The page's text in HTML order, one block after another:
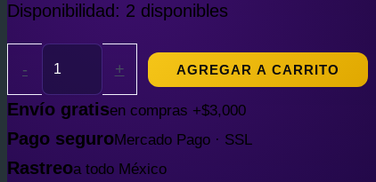
Disponibilidad: 2 disponibles
- + AGREGAR A CARRITO
Envío gratisen compras +$3,000
Pago seguroMercado Pago · SSL
Rastreoa todo México